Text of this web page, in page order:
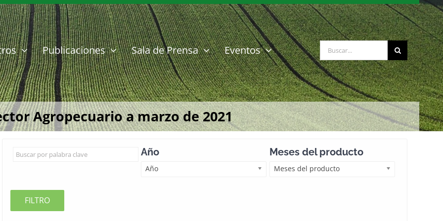
Publicaciones Sala de Prensa Eventos Buscar:
Agropecuario a marzo de 2021
Año
Año
Meses del producto
Meses del producto
FILTRO